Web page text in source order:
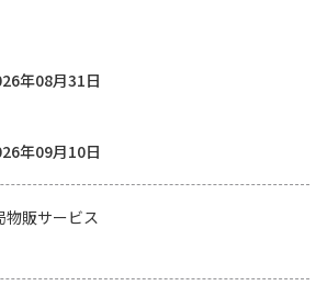
年08月31日
年09月10日
物販サービス